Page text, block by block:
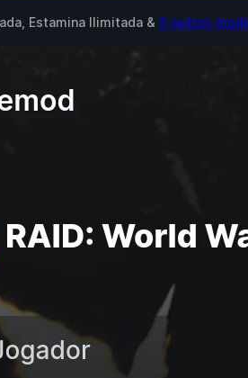
Estamina Ilimitada & 3 outros